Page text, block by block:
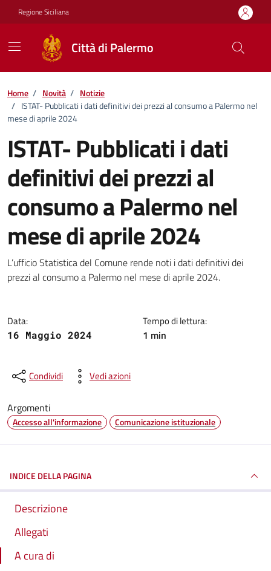
Vai ai contenuti
Vai al footer
Regione Siciliana
Città di Palermo
Home / Novità / Notizie
/ ISTAT- Pubblicati i dati definitivi dei prezzi al consumo a Palermo nel
mese di aprile 2024
ISTAT- Pubblicati i dati
definitivi dei prezzi al
consumo a Palermo nel
mese di aprile 2024
Dettagli della notizia
L’ufficio Statistica del Comune rende noti i dati definitivi dei
prezzi al consumo a Palermo nel mese di aprile 2024.
Data:
16 Maggio 2024
Tempo di lettura:
1 min
Condividi Vedi azioni
Argomenti
Accesso all'informazione Comunicazione istituzionale
INDICE DELLA PAGINA
Descrizione
Allegati
A cura di